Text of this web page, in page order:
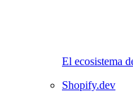
El ecosistema
Shopify.dev